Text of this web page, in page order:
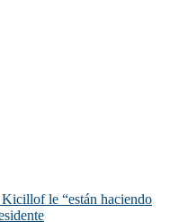
le “están haciendo